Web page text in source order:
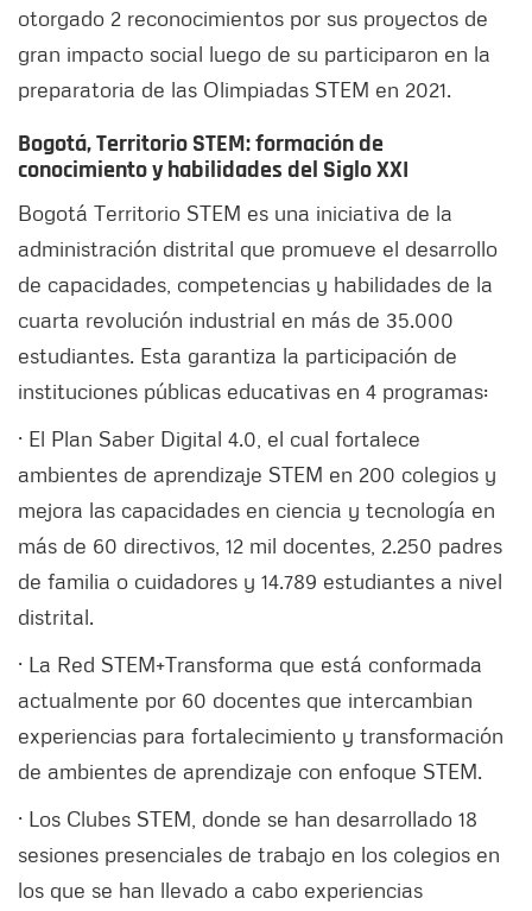
otorgado 2 reconocimientos por sus proyectos de
gran impacto social luego de su participaron en la
preparatoria de las Olimpiadas STEM en 2021.
Bogotá, Territorio STEM: formación de
conocimiento y habilidades del Siglo XXI
Bogotá Territorio STEM es una iniciativa de la
administración distrital que promueve el desarrollo
de capacidades, competencias y habilidades de la
cuarta revolución industrial en más de 35.000
estudiantes. Esta garantiza la participación de
instituciones públicas educativas en 4 programas:
· El Plan Saber Digital 4.0, el cual fortalece
ambientes de aprendizaje STEM en 200 colegios y
mejora las capacidades en ciencia y tecnología en
más de 60 directivos, 12 mil docentes, 2.250 padres
de familia o cuidadores y 14.789 estudiantes a nivel
distrital.
· La Red STEM+Transforma que está conformada
actualmente por 60 docentes que intercambian
experiencias para fortalecimiento y transformación
de ambientes de aprendizaje con enfoque STEM.
· Los Clubes STEM, donde se han desarrollado 18
sesiones presenciales de trabajo en los colegios en
los que se han llevado a cabo experiencias